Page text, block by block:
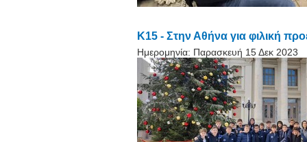
Κ15 - Στην Αθήνα για φιλική
Ημερομηνία: Παρασκευή 15 Δεκ 2023